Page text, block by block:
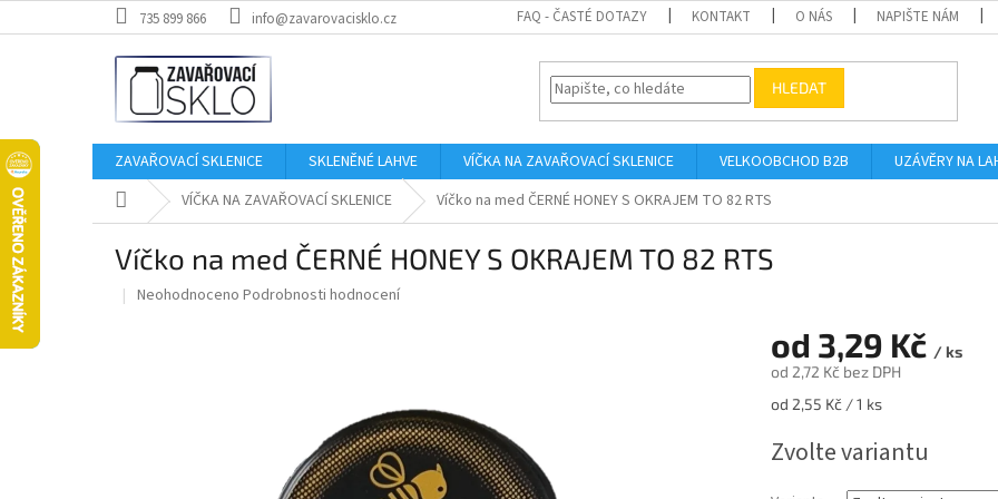
na
735 899 866 info@zavarovacisklo.cz FAQ - ČASTÉ DOTAZY KONTAKT O NÁS NAPIŠTE NÁM
HLEDAT
ZAVAŘOVACÍ SKLENICE SKLENĚNÉ LAHVE VÍČKA NA ZAVAŘOVACÍ SKLENICE VELKOOBCHOD B2B UZÁVĚRY NA
Domů VÍČKA NA ZAVAŘOVACÍ SKLENICE Víčko na med ČERNÉ HONEY S OKRAJEM TO 82 RTS
Víčko na med ČERNÉ HONEY S OKRAJEM TO 82 RTS
Průměrné
Neohodnoceno Podrobnosti hodnocení
od 3,29 Kč / ks
od 2,72 Kč bez DPH
Měrná
od 2,55 Kč / 1 ks
Zvolte variantu